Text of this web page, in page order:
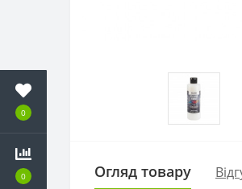
0
0 Огляд товару